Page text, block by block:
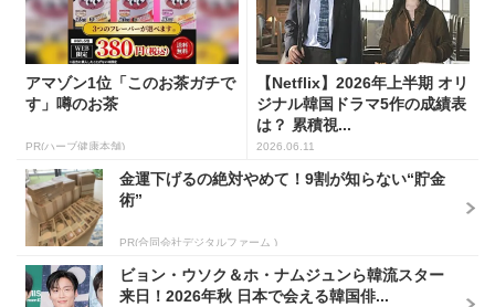
アマゾン1位「このお茶ガチで
す」噂のお茶
PR(ハーブ健康本舗)
【Netflix】2026年上半期 オリ
ジナル韓国ドラマ5作の成績表
は？ 累積視...
2026.06.11
金運下げるの絶対やめて！9割が知らない“貯金
術”
PR(合同会社デジタルファーム )
ビョン・ウソク＆ホ・ナムジュンら韓流スター
来日！2026年秋 日本で会える韓国俳...